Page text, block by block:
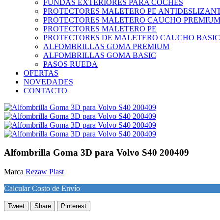
FUNDAS EXTERIORES PARA COCHES
PROTECTORES MALETERO PE
PROTECTORES MALETERO CAUCHO PREMIUM
PROTECTORES MALETERO PE
PROTECTORES DE MALETERO CAUCHO BASIC
ALFOMBRILLAS GOMA PREMIUM
ALFOMBRILLAS GOMA BASIC
PASOS RUEDA
OFERTAS
NOVEDADES
CONTACTO
Alfombrilla Goma 3D para Volvo S40 200409
Marca Rezaw Plast
Calcular Costo de Envío
Tweet Share Pinterest